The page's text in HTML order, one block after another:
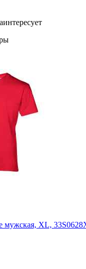
мужская, XL,